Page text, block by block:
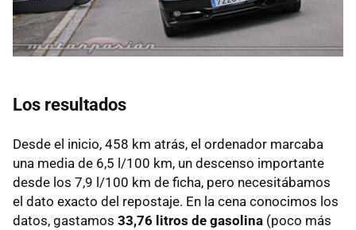
Los resultados
Desde el inicio, 458 km atrás, el ordenador marcaba
una media de 6,5 l/100 km, un descenso importante
desde los 7,9 l/100 km de ficha, pero necesitábamos
el dato exacto del repostaje. En la cena conocimos los
datos, gastamos 33,76 litros de gasolina (poco más